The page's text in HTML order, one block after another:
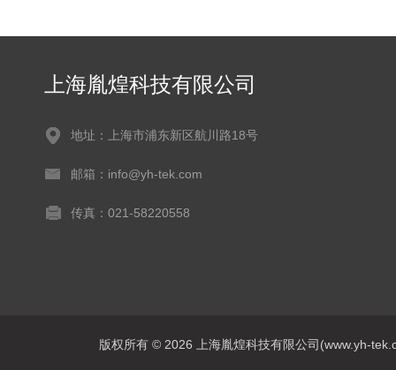
上海胤煌科技有限公司
地址：上海市浦东新区航川路18号
邮箱：info@yh-tek.com
传真：021-58220558
版权所有 © 2026 上海胤煌科技有限公司(www.yh-